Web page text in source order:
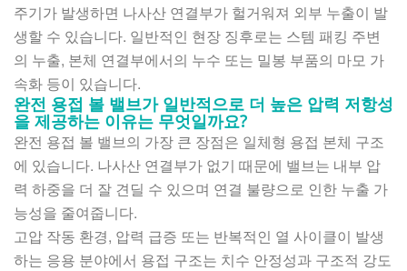
주기가 발생하면 나사산 연결부가 헐거워져 외부 누출이 발
생할 수 있습니다. 일반적인 현장 징후로는 스템 패킹 주변
의 누출, 본체 연결부에서의 누수 또는 밀봉 부품의 마모 가
속화 등이 있습니다.
완전 용접 볼 밸브가 일반적으로 더 높은 압력 저항성
을 제공하는 이유는 무엇일까요?
완전 용접 볼 밸브의 가장 큰 장점은 일체형 용접 본체 구조
에 있습니다. 나사산 연결부가 없기 때문에 밸브는 내부 압
력 하중을 더 잘 견딜 수 있으며 연결 불량으로 인한 누출 가
능성을 줄여줍니다.
고압 작동 환경, 압력 급증 또는 반복적인 열 사이클이 발생
하는 응용 분야에서 용접 구조는 치수 안정성과 구조적 강도